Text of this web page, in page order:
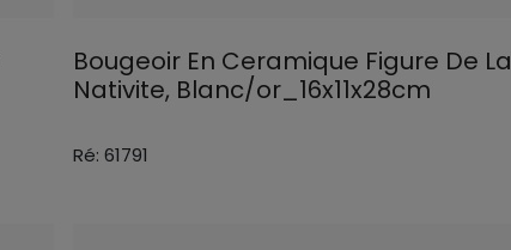
Bougeoir En Ceramique Figure De La
Nativite, Blanc/or_16x11x28cm
Ré: 61791